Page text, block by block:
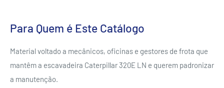
Para Quem é Este Catálogo
Material voltado a mecânicos, oficinas e gestores de frota que
mantêm a escavadeira Caterpillar 320E LN e querem padronizar
a manutenção.